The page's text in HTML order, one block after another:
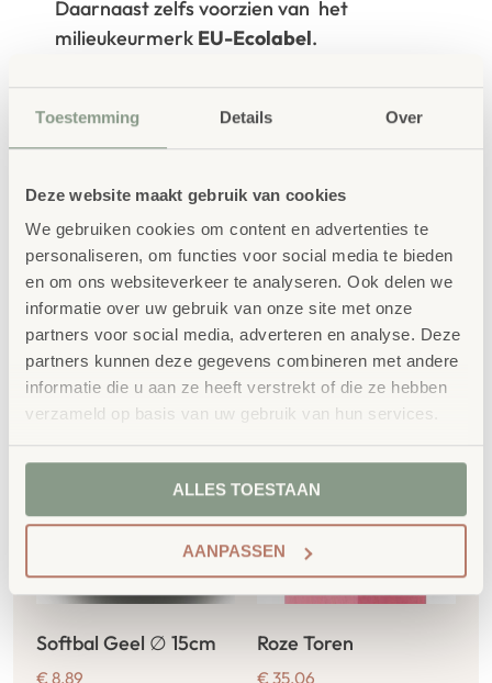
Toestemming Details Over
Deze website maakt gebruik van cookies
We gebruiken cookies om content en advertenties te
personaliseren, om functies voor social media te bieden
en om ons websiteverkeer te analyseren. Ook delen we
informatie over uw gebruik van onze site met onze
partners voor social media, adverteren en analyse. Deze
partners kunnen deze gegevens combineren met andere
informatie die u aan ze heeft verstrekt of die ze hebben
verzameld op basis van uw gebruik van hun services.
ALLES TOESTAAN
AANPASSEN
Daarnaast zelfs voorzien van het
milieukeurmerk EU-Ecolabel.
SKU 3719
Gerelateerde
producten
Softbal Geel ∅ 15cm
€ 8,89
Roze Toren
€ 35,06